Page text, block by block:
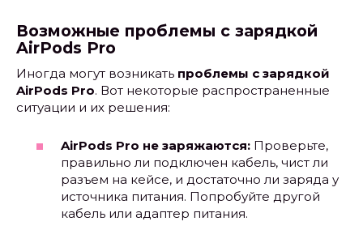
Возможные проблемы с зарядкой
AirPods Pro
Иногда могут возникать проблемы с зарядкой
AirPods Pro. Вот некоторые распространенные
ситуации и их решения:
AirPods Pro не заряжаются: Проверьте,
правильно ли подключен кабель, чист ли
разъем на кейсе, и достаточно ли заряда у
источника питания. Попробуйте другой
кабель или адаптер питания.